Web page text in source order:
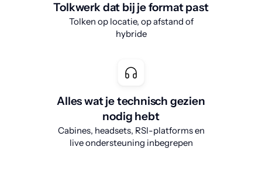
Tolkwerk dat bij je format past
Tolken op locatie, op afstand of
hybride
Alles wat je technisch gezien
nodig hebt
Cabines, headsets, RSI-platforms en
live ondersteuning inbegrepen